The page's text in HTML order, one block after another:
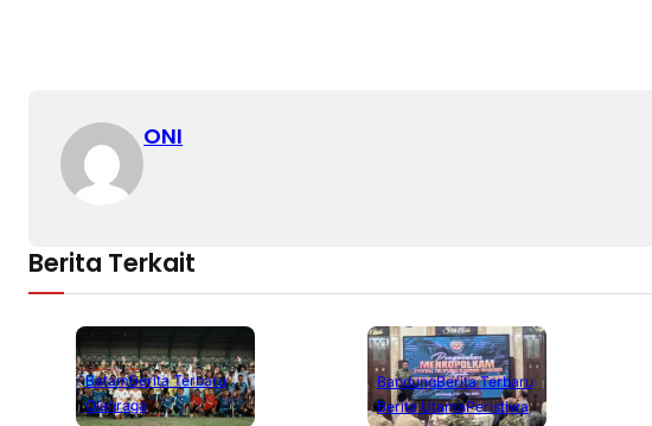
ONI
Berita Terkait
BatamBerita Terbaru
Olahraga
BandungBerita Terbaru
Berita UtamaPeristiwa